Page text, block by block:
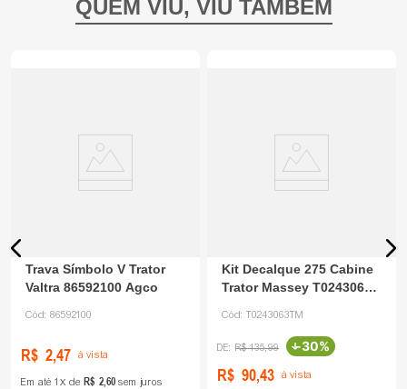
Trava Símbolo V Trator
Valtra 86592100 Agco
Cód: 86592100
R$ 2,47 à vista
Em até 1 de R$ 260 sem juros
Kit Decalque 275 Cabine
Trator Massey T0243063
Cód:T0243063TM
R$ 135,99 -30%
R$ 90,43 à vista